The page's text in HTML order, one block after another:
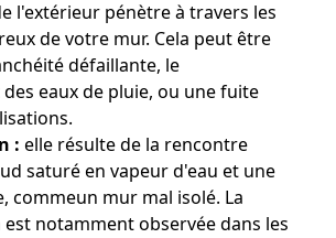
l'extérieur pénètre à travers les
de votre mur. Cela peut être
défaillante, le
eaux de pluie, ou une fuite
: elle résulte de la rencontre
saturé en vapeur d'eau et une
commeun mur mal isolé. La
notamment observée dans les